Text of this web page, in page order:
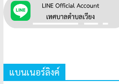
แบนเนอร์ลิงค์